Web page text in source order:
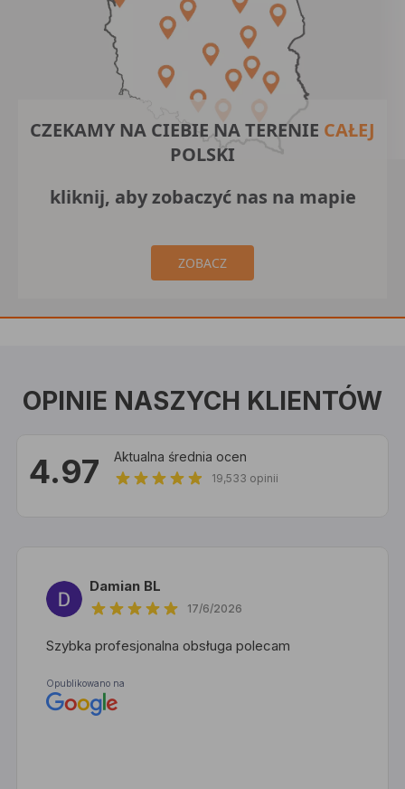
CZEKAMY NA CIEBIE NA TERENIE CAŁEJ
POLSKI
kliknij, aby zobaczyć nas na mapie
ZOBACZ